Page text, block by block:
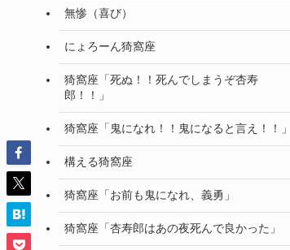
無惨（喜び）
にょろーん猗窩座
猗窩座「死ぬ！！死んでしまうぞ杏寿
郎！！」
猗窩座「鬼になれ！！鬼になると言え！！」
構える猗窩座
猗窩座「お前も鬼になれ、義勇」
猗窩座「杏寿郎はあの夜死んで良かった」